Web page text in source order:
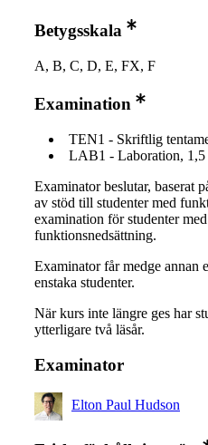
Betygsskala
A, B, C, D, E, FX, F
Examination
TEN1 - Skriftlig
LAB1 - Laboration, 1,5
Examinator beslutar, baserat
av stöd till studenter med
examination för studenter
funktionsnedsättning.
Examinator får medge annan
enstaka studenter.
När kurs inte längre ges har
ytterligare två läsår.
Examinator
Elton Paul Hudson